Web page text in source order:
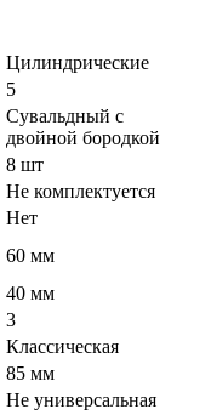
Цилиндрические
5
Сувальдный с
двойной бородкой
8 шт
Не комплектуется
Нет
60 мм
40 мм
3
Классическая
85 мм
Не универсальная